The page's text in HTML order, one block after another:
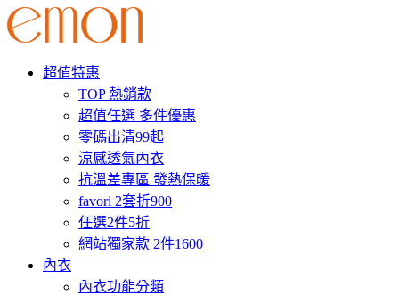
超值特惠
TOP 熱銷款
超值任選 多件優惠
零碼出清99起
涼感透氣內衣
抗溫差專區 發熱保暖
favori 2套折900
任選2件5折
網站獨家款 2件1600
內衣
內衣功能分類